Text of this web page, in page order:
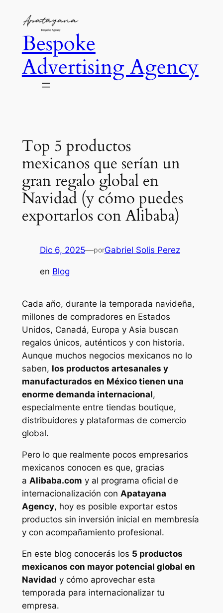
contenido
Bespoke
Advertising Agency
Top 5 productos
mexicanos que serían un
gran regalo global en
Navidad (y cómo puedes
exportarlos con Alibaba)
Dic 6, 2025—porGabriel Solis Perez
en Blog
Cada año, durante la temporada navideña,
millones de compradores en Estados
Unidos, Canadá, Europa y Asia buscan
regalos únicos, auténticos y con historia.
Aunque muchos negocios mexicanos no lo
saben, los productos artesanales y
manufacturados en México tienen una
enorme demanda internacional,
especialmente entre tiendas boutique,
distribuidores y plataformas de comercio
global.
Pero lo que realmente pocos empresarios
mexicanos conocen es que, gracias
a Alibaba.com y al programa oficial de
internacionalización con Apatayana
Agency, hoy es posible exportar estos
productos sin inversión inicial en membresía
y con acompañamiento profesional.
En este blog conocerás los 5 productos
mexicanos con mayor potencial global en
Navidad y cómo aprovechar esta
temporada para internacionalizar tu
empresa.